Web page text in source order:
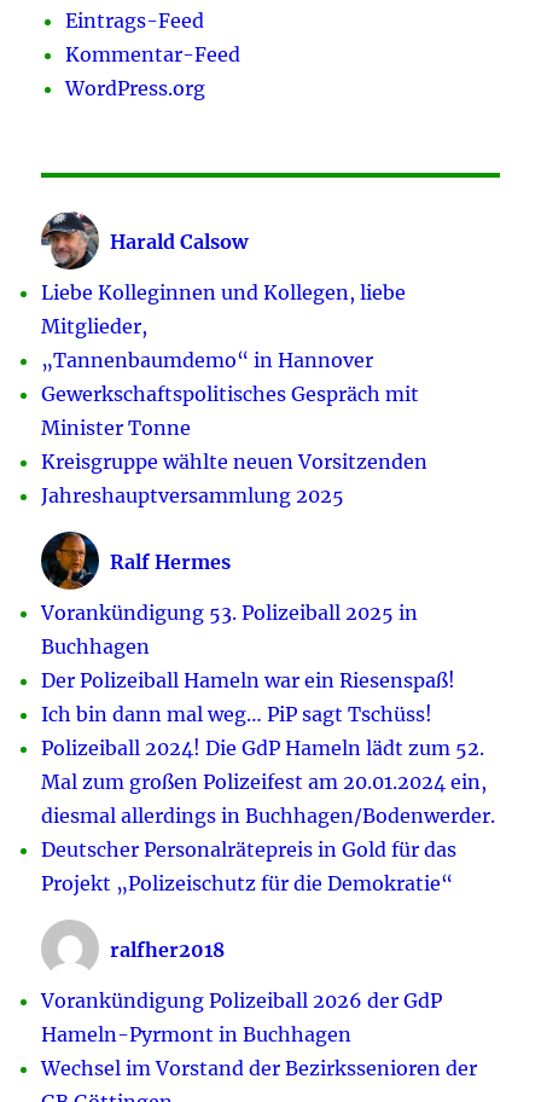
Eintrags-Feed
Kommentar-Feed
WordPress.org
Harald Calsow
Liebe Kolleginnen und Kollegen, liebe
Mitglieder,
„Tannenbaumdemo“ in Hannover
Gewerkschaftspolitisches Gespräch mit
Minister Tonne
Kreisgruppe wählte neuen Vorsitzenden
Jahreshauptversammlung 2025
Ralf Hermes
Vorankündigung 53. Polizeiball 2025 in
Buchhagen
Der Polizeiball Hameln war ein Riesenspaß!
Ich bin dann mal weg… PiP sagt Tschüss!
Polizeiball 2024! Die GdP Hameln lädt zum 52.
Mal zum großen Polizeifest am 20.01.2024 ein,
diesmal allerdings in Buchhagen/Bodenwerder.
Deutscher Personalrätepreis in Gold für das
Projekt „Polizeischutz für die Demokratie“
ralfher2018
Vorankündigung Polizeiball 2026 der GdP
Hameln-Pyrmont in Buchhagen
Wechsel im Vorstand der Bezirkssenioren der